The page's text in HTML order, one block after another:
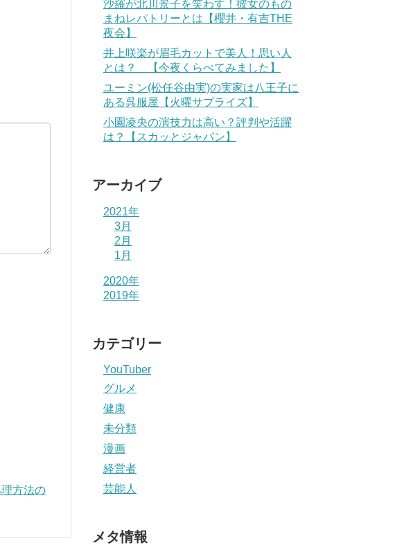
方法の
沙羅が北川景子を笑わす！彼女のもの
まねレパトリーとは【櫻井・有吉THE
夜会】
井上咲楽が眉毛カットで美人！思い人
とは？ 【今夜くらべてみました】
ユーミン(松任谷由実)の実家は八王子に
ある呉服屋【火曜サプライズ】
小園凌央の演技力は高い？評判や活躍
は？【スカッとジャパン】
アーカイブ
2021年
3月
2月
1月
2020年
2019年
カテゴリー
YouTuber
グルメ
健康
未分類
漫画
経営者
芸能人
メタ情報